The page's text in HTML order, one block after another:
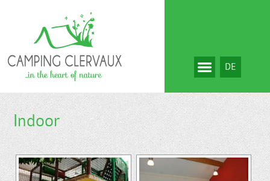
DE
Indoor